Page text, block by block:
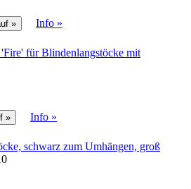
Info »
für Blindenlangstöcke mit
Info »
schwarz zum Umhängen, groß